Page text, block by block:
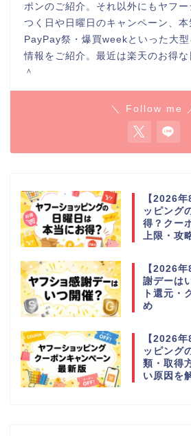
ポンのご紹介。それ以外にもヤフ
つく日や日曜日のキャンペーン、
PayPay祭・爆買weekといった大
情報をご紹介。最近は楽天のお得な
＾
＼ Follow me
【2026
ッピング
得？クー
上限・攻
【2026
謝デーは
ト還元・
め
【2026
ッピング
類・取得
い原因を